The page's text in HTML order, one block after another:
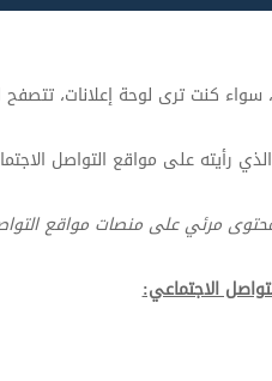
سواء كنت ترى لوحة إعلانات،
رأيته على مواقع التواصل
مرئي على منصات مواقع
الاجتماعي: